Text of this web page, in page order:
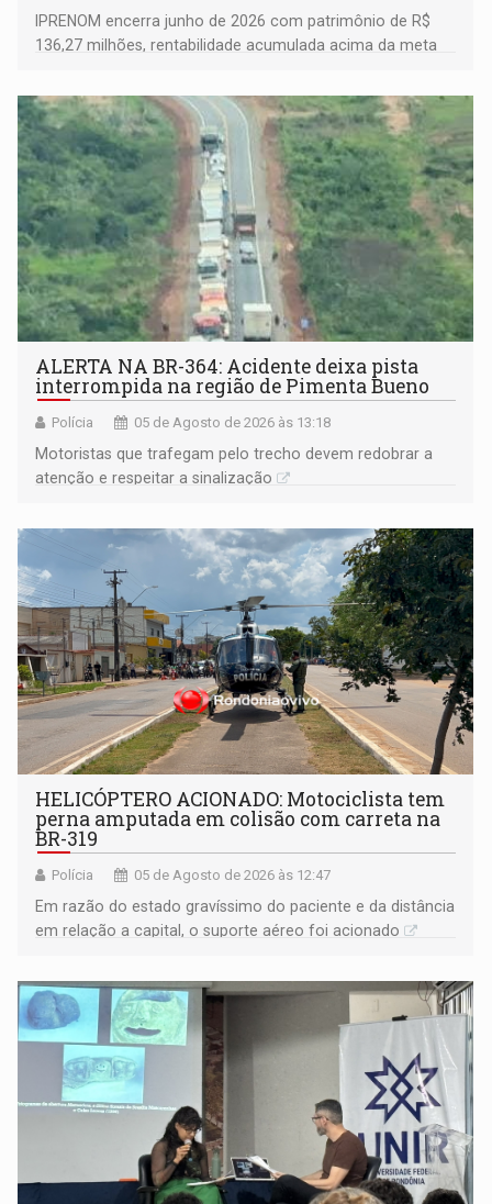
IPRENOM encerra junho de 2026 com patrimônio de R$
136,27 milhões, rentabilidade acumulada acima da meta
ALERTA NA BR-364: Acidente deixa pista
interrompida na região de Pimenta Bueno
Polícia 05 de Agosto de 2026 às 13:18
​Motoristas que trafegam pelo trecho devem redobrar a
atenção e respeitar a sinalização
HELICÓPTERO ACIONADO: Motociclista tem
perna amputada em colisão com carreta na
BR-319
Polícia 05 de Agosto de 2026 às 12:47
Em razão do estado gravíssimo do paciente e da distância
em relação a capital, o suporte aéreo foi acionado